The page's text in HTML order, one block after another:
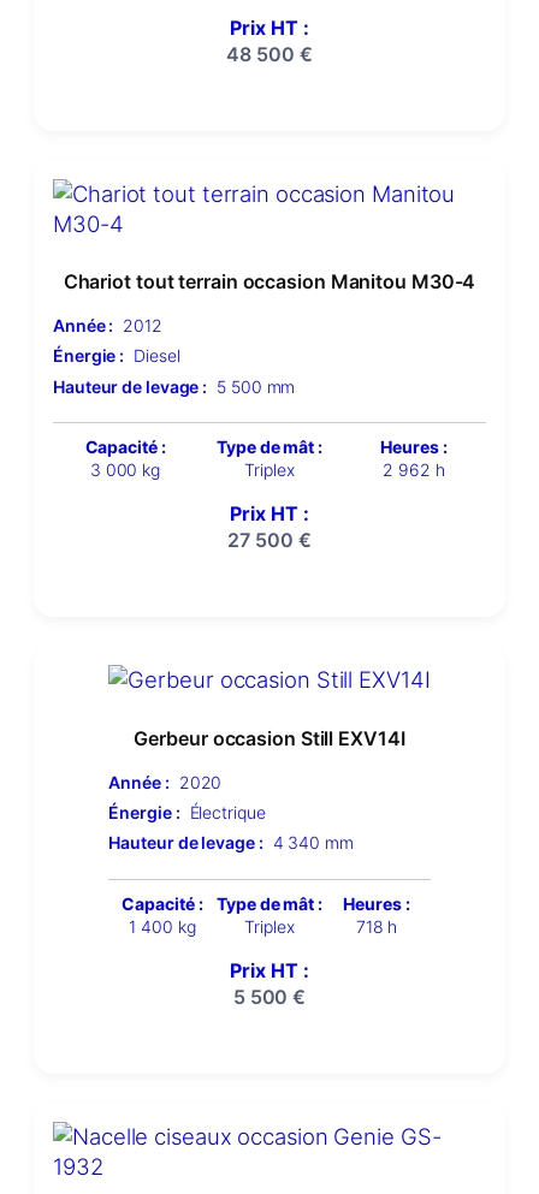
Prix HT :
48 500 €
Chariot tout terrain occasion Manitou M30-4
Année : 2012
Énergie : Diesel
Hauteur de levage : 5 500 mm
Capacité :
3 000 kg
Type de mât :
Triplex
Heures :
2 962 h
Prix HT :
27 500 €
Gerbeur occasion Still EXV14I
Année : 2020
Énergie : Électrique
Hauteur de levage : 4 340 mm
Capacité :
1 400 kg
Type de mât :
Triplex
Heures :
718 h
Prix HT :
5 500€